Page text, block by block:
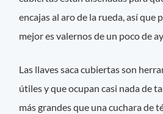
encajas al aro de la rueda, así que
mejor es valernos de un poco de
Las llaves saca cubiertas son
útiles y que ocupan casi nada de
más grandes que una cuchara de